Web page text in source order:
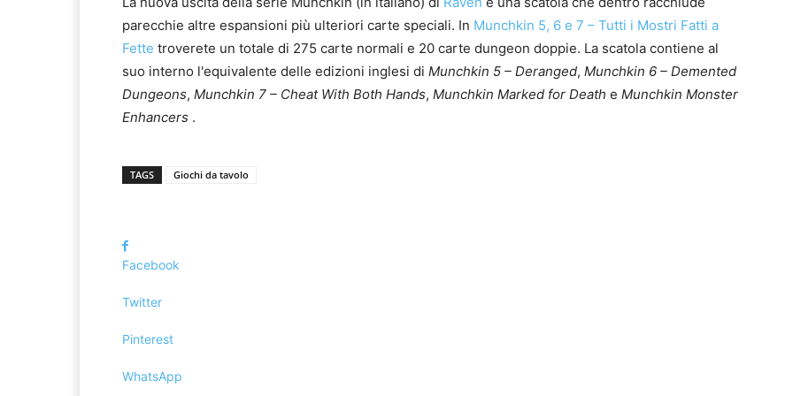
parecchie altre espansioni più ulteriori carte speciali. In Munchkin 5, 6 e 7 – Tutti i Mostri Fatti a
Fette troverete un totale di 275 carte normali e 20 carte dungeon doppie. La scatola contiene al
suo interno l'equivalente delle edizioni inglesi di Munchkin 5 – Deranged, Munchkin 6 – Demented
Dungeons, Munchkin 7 – Cheat With Both Hands, Munchkin Marked for Death e Munchkin Monster
Enhancers .
TAGS Giochi da tavolo
Facebook
Twitter
Pinterest
WhatsApp